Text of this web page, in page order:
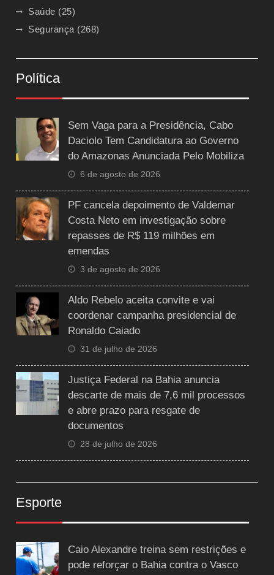
Saúde (25)
Segurança (268)
Política
Sem Vaga para a Presidência, Cabo
Daciolo Tem Candidatura ao Governo
do Amazonas Anunciada Pelo Mobiliza
6 de agosto de 2026
PF cancela depoimento de Valdemar
Costa Neto em investigação sobre
repasses de R$ 119 milhões em
emendas
3 de agosto de 2026
Aldo Rebelo aceita convite e vai
coordenar campanha presidencial de
Ronaldo Caiado
31 de julho de 2026
Justiça Federal na Bahia anuncia
descarte de mais de 7,6 mil processos
e abre prazo para resgate de
documentos
28 de julho de 2026
Esporte
Caio Alexandre treina sem restrições e
pode reforçar o Bahia contra o Vasco